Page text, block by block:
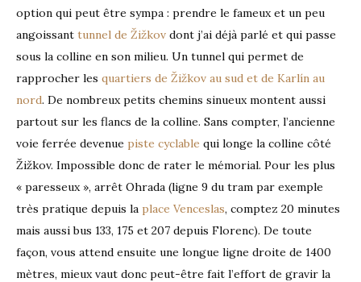
option qui peut être sympa : prendre le fameux et un peu
angoissant tunnel de Žižkov dont j’ai déjà parlé et qui passe
sous la colline en son milieu. Un tunnel qui permet de
rapprocher les quartiers de Žižkov au sud et de Karlín au
nord. De nombreux petits chemins sinueux montent aussi
partout sur les flancs de la colline. Sans compter, l’ancienne
voie ferrée devenue piste cyclable qui longe la colline côté
Žižkov. Impossible donc de rater le mémorial. Pour les plus
« paresseux », arrêt Ohrada (ligne 9 du tram par exemple
très pratique depuis la place Venceslas, comptez 20 minutes
mais aussi bus 133, 175 et 207 depuis Florenc). De toute
façon, vous attend ensuite une longue ligne droite de 1400
mètres, mieux vaut donc peut-être fait l’effort de gravir la